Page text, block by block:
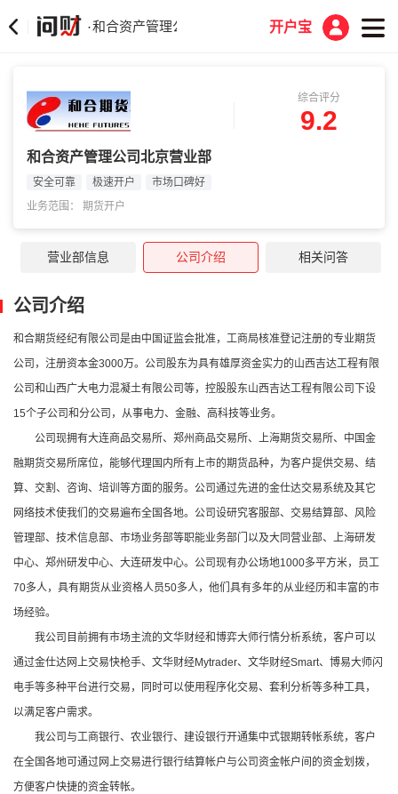
·和合资产管理公司北京营业部 开户宝
综合评分
9.2
和合资产管理公司北京营业部
安全可靠 极速开户
市场口碑好
业务范围： 期货开户
营业部信息 公司介绍 相关问答
公司介绍
和合期货经纪有限公司是由中国证监会批准，工商局核准登记注册的专业期货
公司，注册资本金3000万。公司股东为具有雄厚资金实力的山西吉达工程有限
公司和山西广大电力混凝土有限公司等，控股股东山西吉达工程有限公司下设
15个子公司和分公司，从事电力、金融、高科技等业务。
公司现拥有大连商品交易所、郑州商品交易所、上海期货交易所、中国金
融期货交易所席位，能够代理国内所有上市的期货品种，为客户提供交易、结
算、交割、咨询、培训等方面的服务。公司通过先进的金仕达交易系统及其它
网络技术使我们的交易遍布全国各地。公司设研究客服部、交易结算部、风险
管理部、技术信息部、市场业务部等职能业务部门以及大同营业部、上海研发
中心、郑州研发中心、大连研发中心。公司现有办公场地1000多平方米，员工
70多人，具有期货从业资格人员50多人，他们具有多年的从业经历和丰富的市
场经验。
我公司目前拥有市场主流的文华财经和博弈大师行情分析系统，客户可以
通过金仕达网上交易快枪手、文华财经Mytrader、文华财经Smart、博易大师闪
电手等多种平台进行交易，同时可以使用程序化交易、套利分析等多种工具，
以满足客户需求。
我公司与工商银行、农业银行、建设银行开通集中式银期转帐系统，客户
在全国各地可通过网上交易进行银行结算帐户与公司资金帐户间的资金划拨，
方便客户快捷的资金转帐。